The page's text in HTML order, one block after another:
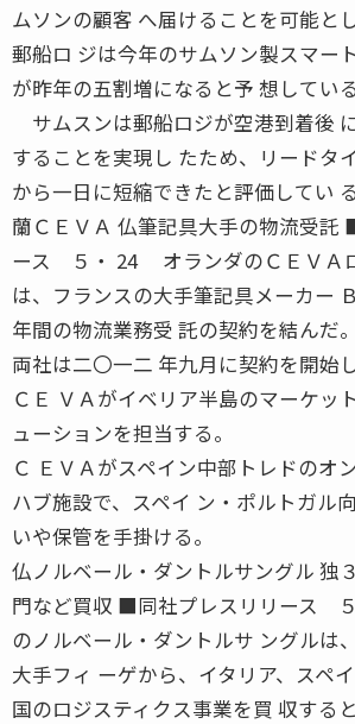
ムソンの顧客 へ届けることを可能とし
郵船ロ ジは今年のサムソン製スマー
が昨年の五割増になると予 想している
サムスンは郵船ロジが空港到着後
することを実現し たため、リードタ
から一日に短縮できたと評価してい る
蘭ＣＥＶＡ 仏筆記具大手の物流受託
ース ５・ 24 オランダのＣＥＶＡ
は、フランスの大手筆記具メーカー
年間の物流業務受 託の契約を結んだ。
両社は二〇一二 年九月に契約を開始
ＣＥ ＶＡがイベリア半島のマーケッ
ューションを担当する。
Ｃ ＥＶＡがスペイン中部トレドのオ
ハブ施設で、スペイ ン・ポルトガル
いや保管を手掛ける。
仏ノルベール・ダントルサングル 独
門など買収 ■同社プレスリリース
のノルベール・ダントルサ ングルは
大手フィ ーゲから、イタリア、スペ
国のロジスティクス事業を買 収する